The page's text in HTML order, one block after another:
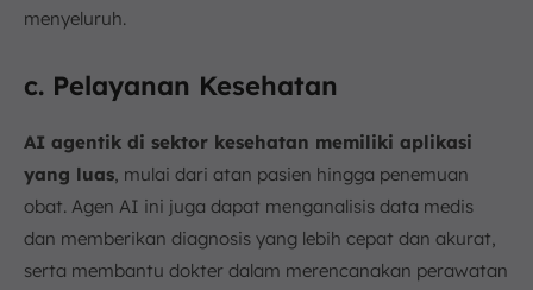
menyeluruh.
c. Pelayanan Kesehatan
AI agentik di sektor kesehatan memiliki aplikasi
yang luas, mulai dari atan pasien hingga penemuan
obat. Agen AI ini juga dapat menganalisis data medis
dan memberikan diagnosis yang lebih cepat dan akurat,
serta membantu dokter dalam merencanakan perawatan